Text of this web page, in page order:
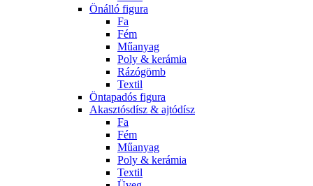
Önálló figura
Fa
Fém
Műanyag
Poly & kerámia
Rázógömb
Textil
Öntapadós figura
Akasztósdísz & ajtódísz
Fa
Fém
Műanyag
Poly & kerámia
Textil